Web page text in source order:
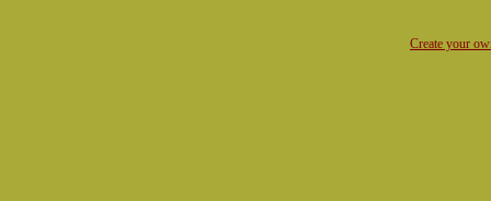
Create your